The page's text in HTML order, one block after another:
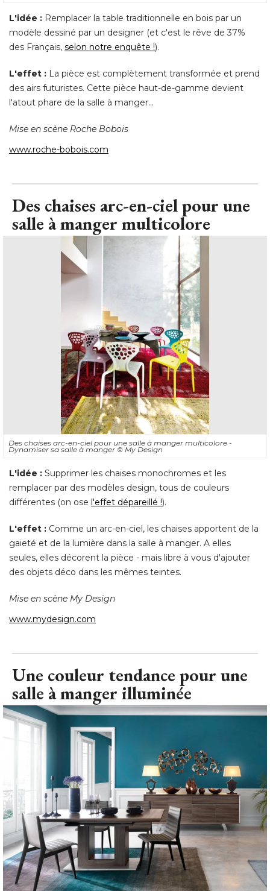
L'idée : Remplacer la table traditionnelle en bois par un
modèle dessiné par un designer (et c'est le rêve de 37%
des Français, selon notre enquête !).
L'effet : La pièce est complètement transformée et prend
des airs futuristes. Cette pièce haut-de-gamme devient
l'atout phare de la salle à manger...
Mise en scène Roche Bobois
www.roche-bobois.com
Des chaises arc-en-ciel pour une
salle à manger multicolore
Des chaises arc-en-ciel pour une salle à manger multicolore -
Dynamiser sa salle à manger © My Design
L'idée : Supprimer les chaises monochromes et les
remplacer par des modèles design, tous de couleurs
différentes (on ose l'effet dépareillé !).
L'effet : Comme un arc-en-ciel, les chaises apportent de la
gaieté et de la lumière dans la salle à manger. A elles
seules, elles décorent la pièce - mais libre à vous d'ajouter
des objets déco dans les mêmes teintes.
Mise en scène My Design
www.mydesign.com
Une couleur tendance pour une
salle à manger illuminée